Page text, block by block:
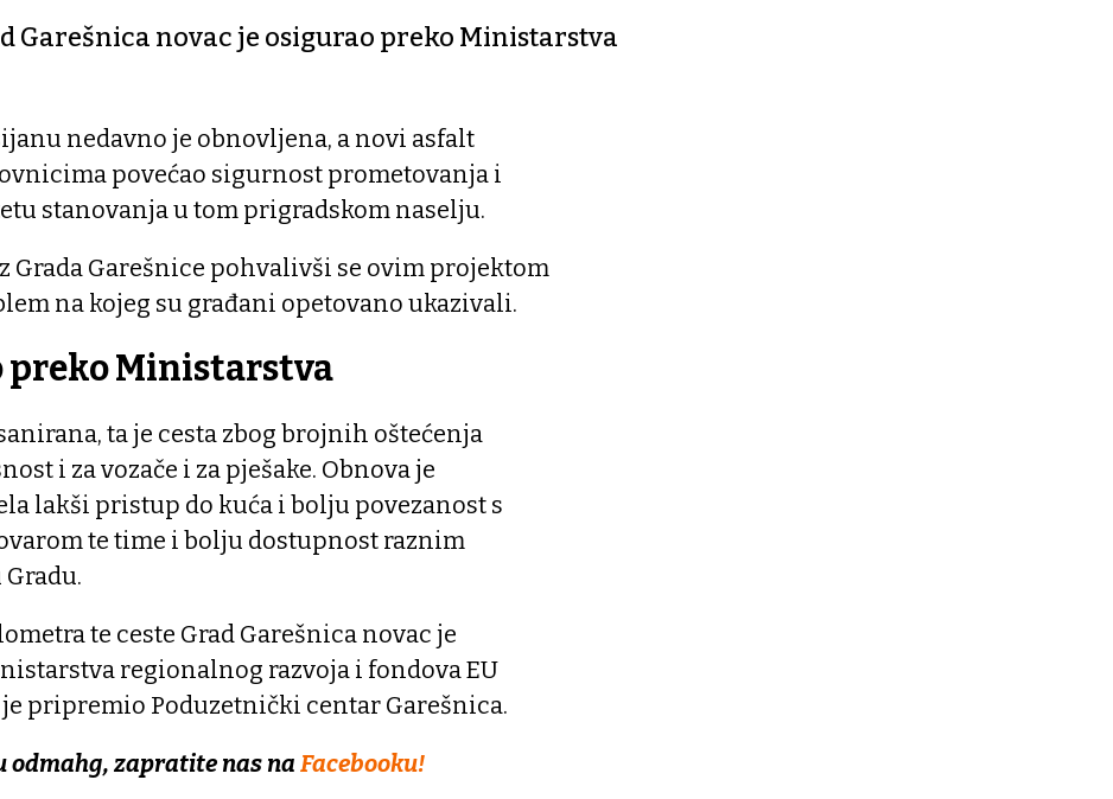
Garešnica novac je osigurao preko Ministarstva
nedavno je obnovljena, a novi asfalt
povećao sigurnost prometovanja i
stanovanja u tom prigradskom naselju.
Grada Garešnice pohvalivši se ovim projektom
na kojeg su građani opetovano ukazivali.
Ministarstva
ta je cesta zbog brojnih oštećenja
i za vozače i za pješake. Obnova je
lakši pristup do kuća i bolju povezanost s
te time i bolju dostupnost raznim
te ceste Grad Garešnica novac je
regionalnog razvoja i fondova EU
pripremio Poduzetnički centar Garešnica.
zapratite nas na Facebooku!